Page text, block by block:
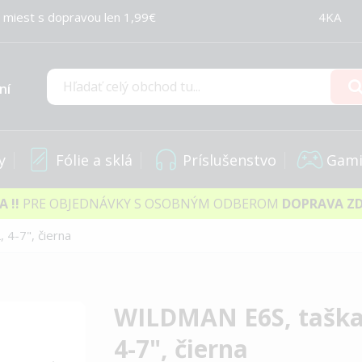
s dopravou len 1,99€ 4KA
Hľadať
Fólie a sklá Príslušenstvo
!! PRE OBJEDNÁVKY S OSOBNÝM ODBEROM DOPRAVA
4-7", čierna
WILDMAN E6S,
4-7", čierna